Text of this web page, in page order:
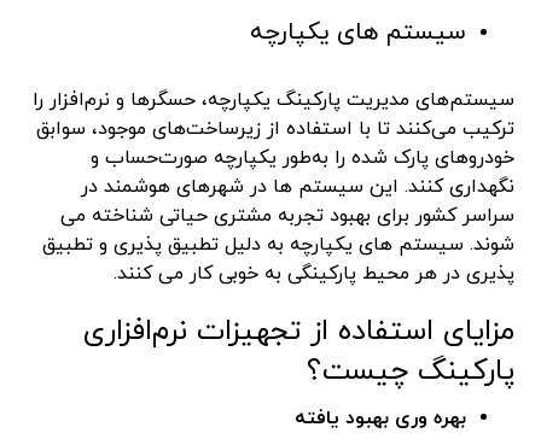
سیستم های یکپارچه
سیستم‌های مدیریت پارکینگ یکپارچه، حسگرها و نرم‌افزار را
ترکیب می‌کنند تا با استفاده از زیرساخت‌های موجود، سوابق
خودروهای پارک شده را به‌طور یکپارچه صورت‌حساب و
نگهداری کنند. این سیستم ها در شهرهای هوشمند در
سراسر کشور برای بهبود تجربه مشتری حیاتی شناخته می
شوند. سیستم های یکپارچه به دلیل تطبیق پذیری و تطبیق
پذیری در هر محیط پارکینگی به خوبی کار می کنند.
مزایای استفاده از تجهیزات نرم‌افزاری
پارکینگ چیست؟
بهره وری بهبود یافته